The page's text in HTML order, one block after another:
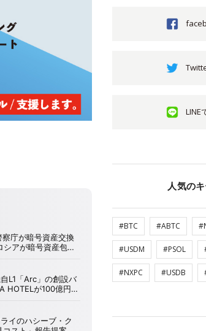
LINE
人気の
#BTC #ABTC
#USDM #PSOL
#NXPC #USDB